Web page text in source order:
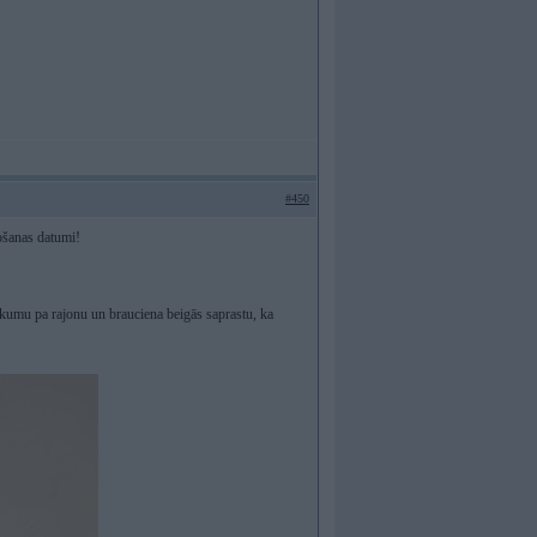
#450
datumi!
pa rajonu un brauciena beigās saprastu, ka